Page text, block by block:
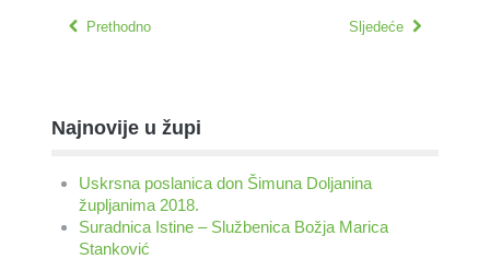
Prethodno Sljedeće
Najnovije u župi
Uskrsna poslanica don Šimuna Doljanina
župljanima 2018.
Suradnica Istine – Službenica Božja Marica
Stanković